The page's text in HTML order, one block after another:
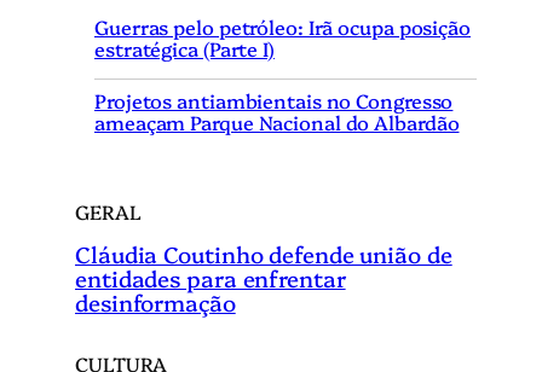
Guerras pelo petróleo: Irã ocupa posição
estratégica (Parte I)
Projetos antiambientais no Congresso
ameaçam Parque Nacional do Albardão
GERAL
Cláudia Coutinho defende união de
entidades para enfrentar
desinformação
CULTURA